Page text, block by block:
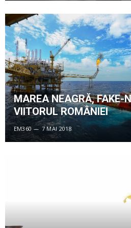
MAREA NEAGRĂ, FAKE-
VIITORUL ROMÂNIEI
EM360 7 MAI 2018